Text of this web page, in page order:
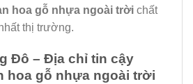
hoa gỗ nhựa ngoài trời chất
thị trường.
Đô – Địa chỉ tin cậy
hoa gỗ nhựa ngoài trời